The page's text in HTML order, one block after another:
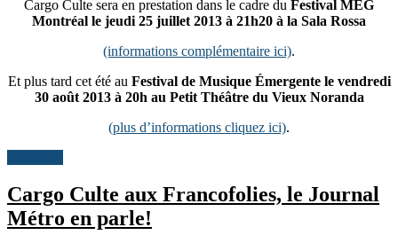
Cargo Culte sera en prestation dans le cadre du Festival MEG
Montréal le jeudi 25 juillet 2013 à 21h20 à la Sala Rossa
(informations complémentaire ici).
Et plus tard cet été au Festival de Musique Émergente le vendredi
30 août 2013 à 20h au Petit Théâtre du Vieux Noranda
(plus d’informations cliquez ici).
Cargo Culte aux Francofolies, le Journal
Métro en parle!